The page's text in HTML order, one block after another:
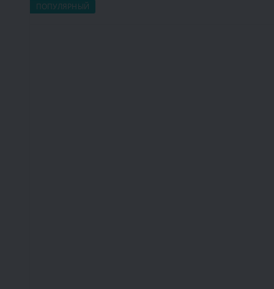
ПОПУЛЯРНЫЙ